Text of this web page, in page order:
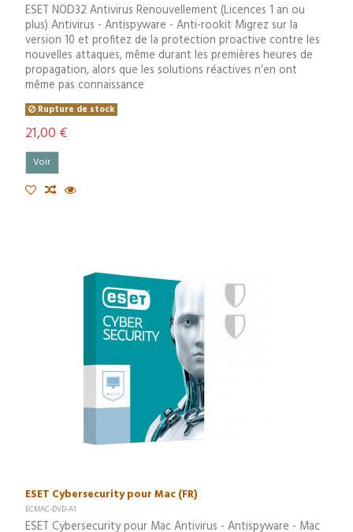
ESET NOD32 Antivirus Renouvellement (Licences 1 an ou
plus) Antivirus - Antispyware - Anti-rookit Migrez sur la
version 10 et profitez de la protection proactive contre les
nouvelles attaques, même durant les premières heures de
propagation, alors que les solutions réactives n’en ont
même pas connaissance
Rupture de stock
21,00 €
Voir
ESET Cybersecurity pour Mac (FR)
ECMAC-DVD-A1
ESET Cybersecurity pour Mac Antivirus - Antispyware - Mac